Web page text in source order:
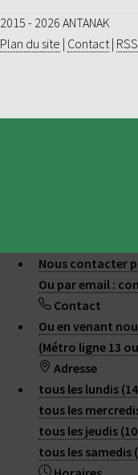
2015 - 2026 ANTANAK
Plan du site | Contact |
Nous contacter
Ou par email :
Contact
Ou en venant
(Métro ligne 13
Adresse
tous les lundis
tous les
tous les jeudis
tous les samedis